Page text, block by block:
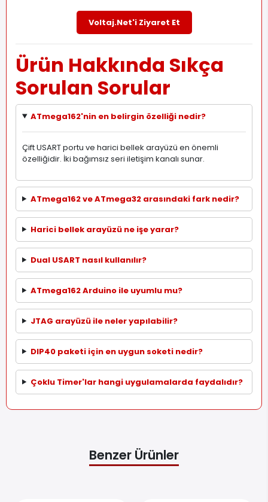
Voltaj.Net'i Ziyaret Et
Ürün Hakkında Sıkça
Sorulan Sorular
ATmega162'nin en belirgin özelliği nedir?
Çift USART portu ve harici bellek arayüzü en önemli
özelliğidir. İki bağımsız seri iletişim kanalı sunar.
ATmega162 ve ATmega32 arasındaki fark nedir?
Harici bellek arayüzü ne işe yarar?
Dual USART nasıl kullanılır?
ATmega162 Arduino ile uyumlu mu?
JTAG arayüzü ile neler yapılabilir?
DIP40 paketi için en uygun soketi nedir?
Çoklu Timer'lar hangi uygulamalarda faydalıdır?
Benzer Ürünler